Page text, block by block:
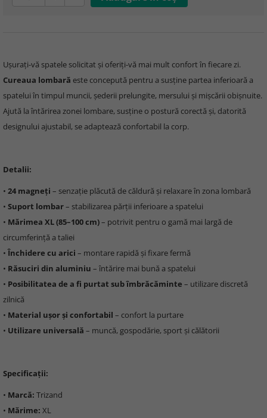
Ușurați-vă spatele solicitat și oferiți-vă mai mult confort în fiecare zi.
Cureaua lombară este concepută pentru a susține partea inferioară a
spatelui în timpul muncii, șederii prelungite, mersului și mișcării obișnuite.
Ajută la întărirea zonei lombare, susține o postură corectă și, datorită
designului ajustabil, se adaptează confortabil la corp.
Detalii:
• 24 magneți – senzație plăcută de căldură și relaxare în zona lombară
• Suport lombar– stabilizarea părții inferioare a spatelui
• Mărimea XL (85–100 cm)– potrivit pentru o gamă mai largă de
circumferință a taliei
•Închidere cu arici – montare rapidă și fixare fermă
• Răsuciri din aluminiu – întărire mai bună a spatelui
• Posibilitatea de a fi purtat sub îmbrăcăminte – utilizare discretă
zilnică
• Material ușor și confortabil – confort la purtare
• Utilizare universală – muncă, gospodărie, sport și călătorii
Specificații:
• Marcă: Trizand
• Mărime: XL